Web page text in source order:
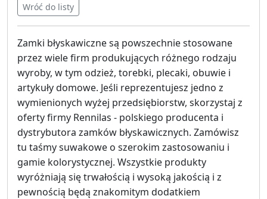
Wróć do listy
Zamki błyskawiczne są powszechnie stosowane
przez wiele firm produkujących różnego rodzaju
wyroby, w tym odzież, torebki, plecaki, obuwie i
artykuły domowe. Jeśli reprezentujesz jedno z
wymienionych wyżej przedsiębiorstw, skorzystaj z
oferty firmy Rennilas - polskiego producenta i
dystrybutora zamków błyskawicznych. Zamówisz
tu taśmy suwakowe o szerokim zastosowaniu i
gamie kolorystycznej. Wszystkie produkty
wyróżniają się trwałością i wysoką jakością i z
pewnością będą znakomitym dodatkiem